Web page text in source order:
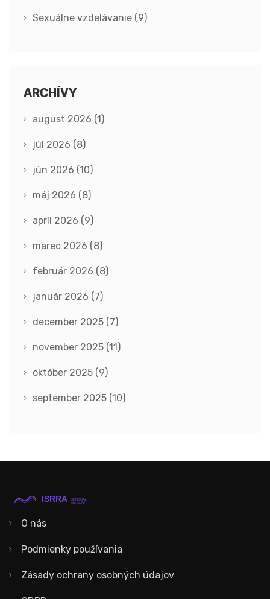
Sexuálne vzdelávanie (9)
ARCHÍVY
august 2026 (1)
júl 2026 (8)
jún 2026 (10)
máj 2026 (8)
apríl 2026 (9)
marec 2026 (8)
február 2026 (8)
január 2026 (7)
december 2025 (7)
november 2025 (11)
október 2025 (9)
september 2025 (10)
O nás
Podmienky používania
Zásady ochrany osobných údajov